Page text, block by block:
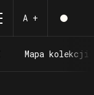
A +
Mapa kolekcji
Mapa kolekcji